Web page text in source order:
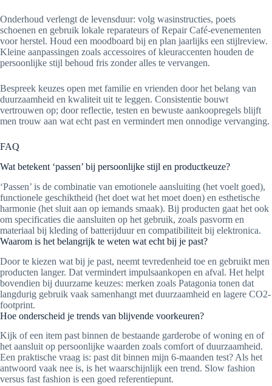
Onderhoud verlengt de levensduur: volg wasinstructies, poets
schoenen en gebruik lokale reparateurs of Repair Café-evenementen
voor herstel. Houd een moodboard bij en plan jaarlijks een stijlreview.
Kleine aanpassingen zoals accessoires of kleuraccenten houden de
persoonlijke stijl behoud fris zonder alles te vervangen.
Bespreek keuzes open met familie en vrienden door het belang van
duurzaamheid en kwaliteit uit te leggen. Consistentie bouwt
vertrouwen op; door reflectie, testen en bewuste aankoopregels blijft
men trouw aan wat echt past en vermindert men onnodige vervanging.
FAQ
Wat betekent ‘passen’ bij persoonlijke stijl en productkeuze?
‘Passen’ is de combinatie van emotionele aansluiting (het voelt goed),
functionele geschiktheid (het doet wat het moet doen) en esthetische
harmonie (het sluit aan op iemands smaak). Bij producten gaat het ook
om specificaties die aansluiten op het gebruik, zoals pasvorm en
materiaal bij kleding of batterijduur en compatibiliteit bij elektronica.
Waarom is het belangrijk te weten wat echt bij je past?
Door te kiezen wat bij je past, neemt tevredenheid toe en gebruikt men
producten langer. Dat vermindert impulsaankopen en afval. Het helpt
bovendien bij duurzame keuzes: merken zoals Patagonia tonen dat
langdurig gebruik vaak samenhangt met duurzaamheid en lagere CO2-
footprint.
Hoe onderscheid je trends van blijvende voorkeuren?
Kijk of een item past binnen de bestaande garderobe of woning en of
het aansluit op persoonlijke waarden zoals comfort of duurzaamheid.
Een praktische vraag is: past dit binnen mijn 6-maanden test? Als het
antwoord vaak nee is, is het waarschijnlijk een trend. Slow fashion
versus fast fashion is een goed referentiepunt.